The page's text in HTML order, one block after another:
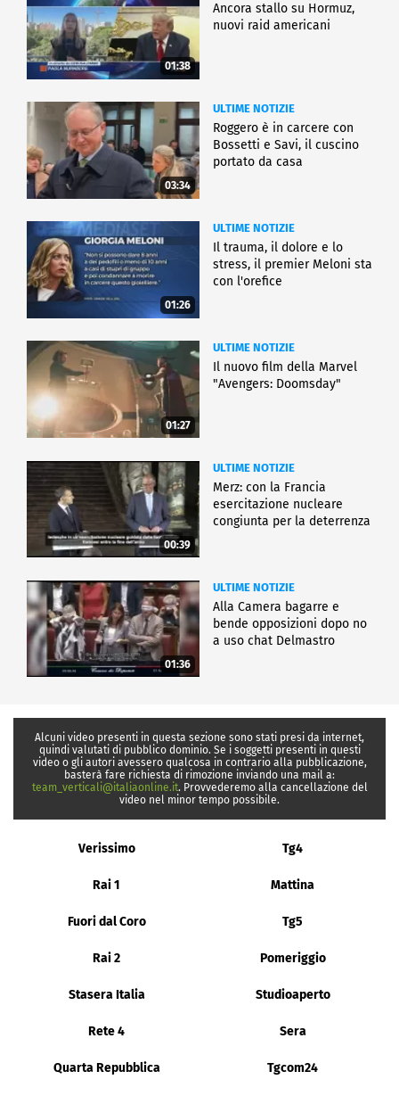
01:38
Ancora stallo su Hormuz,
nuovi raid americani
03:34
ULTIME NOTIZIE
Roggero è in carcere con
Bossetti e Savi, il cuscino
portato da casa
01:26
ULTIME NOTIZIE
Il trauma, il dolore e lo
stress, il premier Meloni sta
con l'orefice
01:27
ULTIME NOTIZIE
Il nuovo film della Marvel
"Avengers: Doomsday"
00:39
ULTIME NOTIZIE
Merz: con la Francia
esercitazione nucleare
congiunta per la deterrenza
01:36
ULTIME NOTIZIE
Alla Camera bagarre e
bende opposizioni dopo no
a uso chat Delmastro
Alcuni video presenti in questa sezione sono stati presi da internet,
quindi valutati di pubblico dominio. Se i soggetti presenti in questi
video o gli autori avessero qualcosa in contrario alla pubblicazione,
basterà fare richiesta di rimozione inviando una mail a:
team_verticali@italiaonline.it. Provvederemo alla cancellazione del
video nel minor tempo possibile.
Verissimo Tg4
Rai 1 Mattina
Fuori dal Coro Tg5
Rai 2 Pomeriggio
Stasera Italia Studioaperto
Rete 4 Sera
Quarta Repubblica Tgcom24